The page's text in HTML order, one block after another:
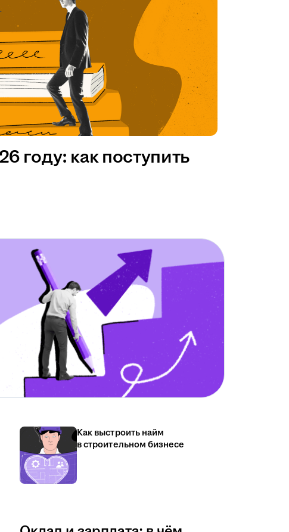
году: как поступить
Как выстроить найм
в строительном бизнесе